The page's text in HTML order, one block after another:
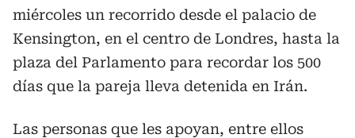
miércoles un recorrido desde el palacio de
Kensington, en el centro de Londres, hasta la
plaza del Parlamento para recordar los 500
días que la pareja lleva detenida en Irán.
Las personas que les apoyan, entre ellos